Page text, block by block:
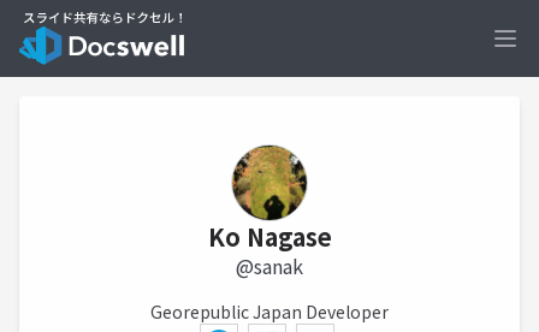
Ko Nagase
@sanak
Georepublic Japan Developer